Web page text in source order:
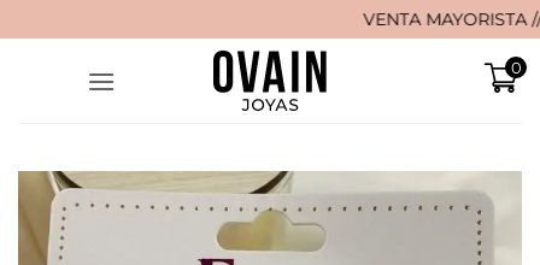
al
contenido
VENTA MAYORISTA // 🚚
0